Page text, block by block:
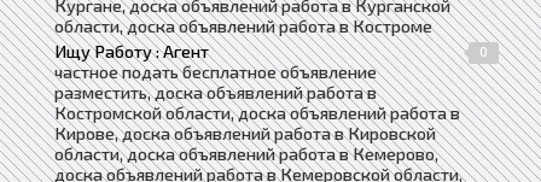
Кургане, доска объявлений работа в Курганской
области, доска объявлений работа в Костроме
Ищу Работу : Агент
0
частное подать бесплатное объявление
разместить, доска объявлений работа в
Костромской области, доска объявлений работа в
Кирове, доска объявлений работа в Кировской
области, доска объявлений работа в Кемерово,
доска объявлений работа в Кемеровской области,